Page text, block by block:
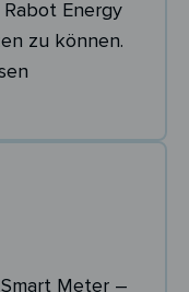
Energy
zu können.
Meter –